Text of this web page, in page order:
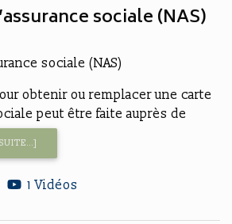
sociale (NAS)
sociale (NAS)
obtenir ou remplacer une carte
peut être faite auprès de
1 Vidéos